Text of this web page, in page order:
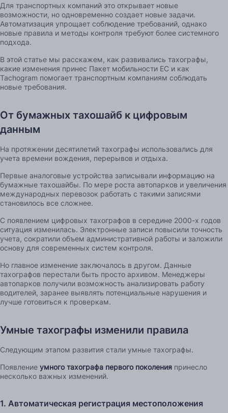
Для транспортных компаний это открывает новые
возможности, но одновременно создает новые задачи.
Автоматизация упрощает соблюдение требований, однако
новые правила и методы контроля требуют более системного
подхода.
В этой статье мы расскажем, как развивались тахографы,
какие изменения принес Пакет мобильности ЕС и как
Tachogram помогает транспортным компаниям соблюдать
новые требования.
От бумажных тахошайб к цифровым
данным
На протяжении десятилетий тахографы использовались для
учета времени вождения, перерывов и отдыха.
Первые аналоговые устройства записывали информацию на
бумажные тахошайбы. По мере роста автопарков и увеличения
международных перевозок работать с такими записями
становилось все сложнее.
С появлением цифровых тахографов в середине 2000-х годов
ситуация изменилась. Электронные записи повысили точность
учета, сократили объем административной работы и заложили
основу для современных систем контроля.
Но главное изменение заключалось в другом. Данные
тахографов перестали быть просто архивом. Менеджеры
автопарков получили возможность анализировать работу
водителей, заранее выявлять потенциальные нарушения и
лучше готовиться к проверкам.
Умные тахографы изменили правила
Следующим этапом развития стали умные тахографы.
Появление умного тахографа первого поколения принесло
несколько важных изменений.
1. Автоматическая регистрация местоположения